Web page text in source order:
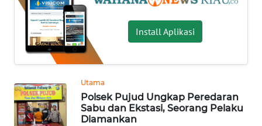
Install Aplikasi
Utama
Polsek Pujud Ungkap Peredaran
Sabu dan Ekstasi, Seorang Pelaku
Diamankan
KHAS
SERBA-
SERBI
HUKRIM